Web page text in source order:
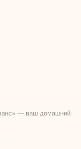
— ваш домашний